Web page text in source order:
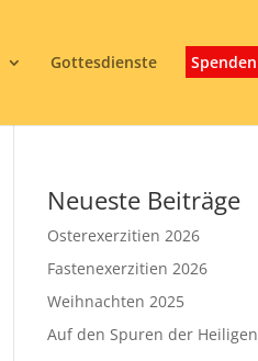
Gottesdienste Spenden
Neueste Beiträge
Osterexerzitien 2026
Fastenexerzitien 2026
Weihnachten 2025
Auf den Spuren der Heiligen